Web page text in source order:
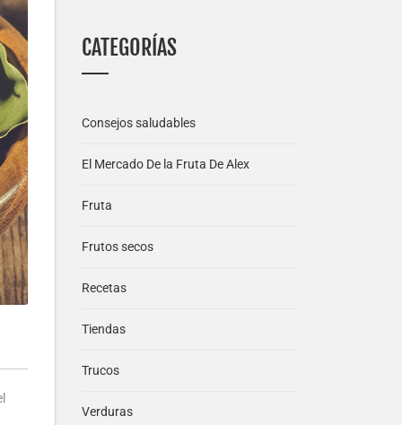
CATEGORÍAS
Consejos saludables
El Mercado De la Fruta De Alex
Fruta
Frutos secos
Recetas
Tiendas
Trucos
Verduras